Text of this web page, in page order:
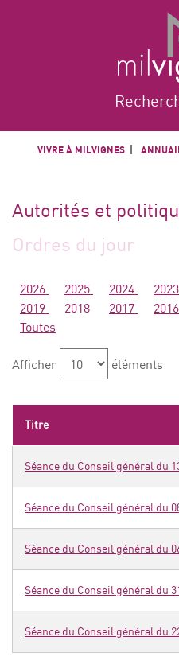
VIVRE À MILVIGNES
Autorités et
Ordres du jour
2026 2025 2024 2023
2019
2018 2017 2016
Toutes
Afficher éléments
Titre
Séance du Conseil général du
Séance du Conseil général du
Séance du Conseil général du
Séance du Conseil général du
Séance du Conseil général du